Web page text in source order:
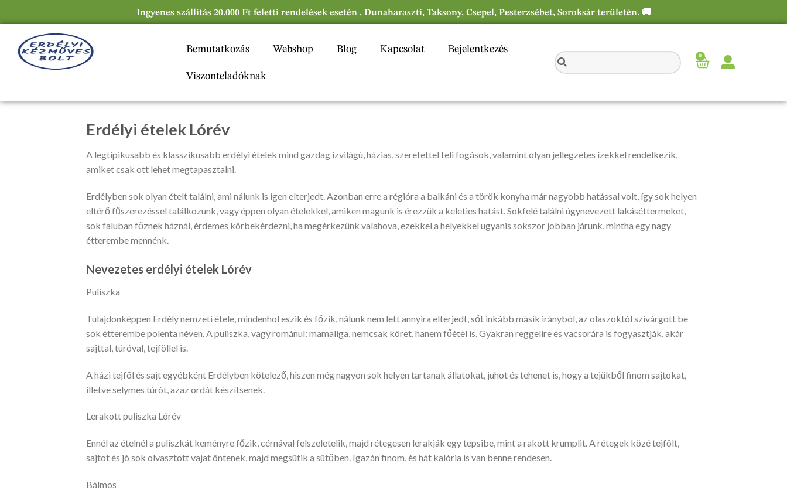
Ingyenes szállítás 20.000 Ft feletti rendelések esetén , Dunaharaszti, Taksony, Csepel, Pesterzsébet, Soroksár területén. 🚚
Bemutatkozás Webshop Blog Kapcsolat Bejelentkezés
Viszonteladóknak
0
Erdélyi ételek Lórév
A legtipikusabb és klasszikusabb erdélyi ételek mind gazdag ízvilágú, házias, szeretettel teli fogások, valamint olyan jellegzetes ízekkel rendelkezik,
amiket csak ott lehet megtapasztalni.
Erdélyben sok olyan ételt találni, ami nálunk is igen elterjedt. Azonban erre a régióra a balkáni és a török konyha már nagyobb hatással volt, így sok helyen
eltérő fűszerezéssel találkozunk, vagy éppen olyan ételekkel, amiken magunk is érezzük a keleties hatást. Sokfelé találni úgynevezett lakáséttermeket,
sok faluban főznek háznál, érdemes körbekérdezni, ha megérkezünk valahova, ezekkel a helyekkel ugyanis sokszor jobban járunk, mintha egy nagy
étterembe mennénk.
Nevezetes erdélyi ételek Lórév
Puliszka
Tulajdonképpen Erdély nemzeti étele, mindenhol eszik és főzik, nálunk nem lett annyira elterjedt, sőt inkább másik irányból, az olaszoktól szivárgott be
sok étterembe polenta néven. A puliszka, vagy románul: mamaliga, nemcsak köret, hanem főétel is. Gyakran reggelire és vacsorára is fogyasztják, akár
sajttal, túróval, tejföllel is.
A házi tejföl és sajt egyébként Erdélyben kötelező, hiszen még nagyon sok helyen tartanak állatokat, juhot és tehenet is, hogy a tejükből finom sajtokat,
illetve selymes túrót, azaz ordát készítsenek.
Lerakott puliszka Lórév
Ennél az ételnél a puliszkát keményre főzik, cérnával felszeletelik, majd rétegesen lerakják egy tepsibe, mint a rakott krumplit. A rétegek közé tejfölt,
sajtot és jó sok olvasztott vajat öntenek, majd megsütik a sütőben. Igazán finom, és hát kalória is van benne rendesen.
Bálmos